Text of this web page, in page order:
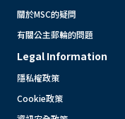
關於MSC的疑問
有關公主郵輪的問題
Legal Information
隱私權政策
Cookie政策